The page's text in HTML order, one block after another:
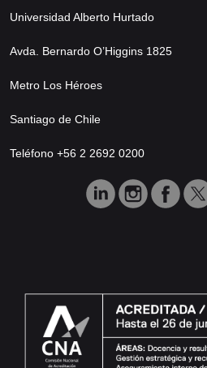
Universidad Alberto Hurtado
Avda. Bernardo O’Higgins 1825
Metro Los Héroes
Santiago de Chile
Teléfono +56 2 2692 0200